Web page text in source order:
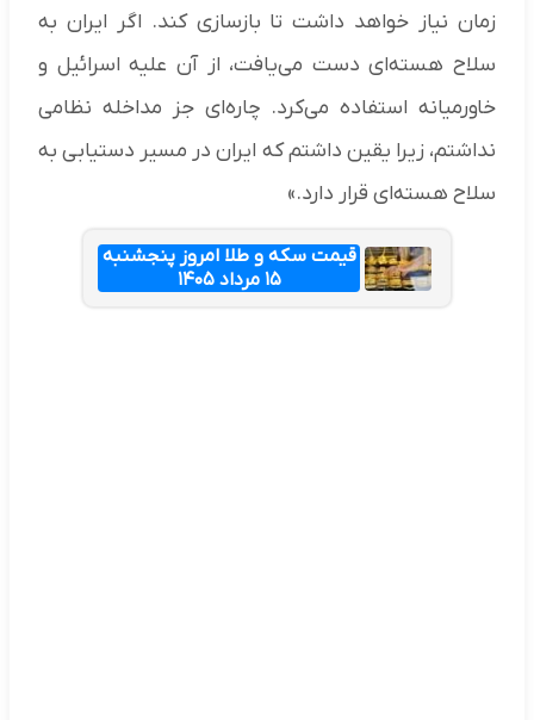
زمان نیاز خواهد داشت تا بازسازی کند. اگر ایران به
سلاح هسته‌ای دست می‌یافت، از آن علیه اسرائیل و
خاورمیانه استفاده می‌کرد. چاره‌ای جز مداخله نظامی
نداشتم، زیرا یقین داشتم که ایران در مسیر دستیابی به
سلاح هسته‌ای قرار دارد.»
قیمت سکه و طلا امروز پنجشنبه
۱۵ مرداد ۱۴۰۵